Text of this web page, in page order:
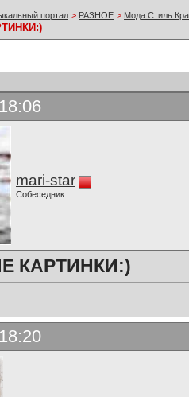
портал > РАЗНОЕ >
mari-star
Собеседник
КАРТИНКИ:)